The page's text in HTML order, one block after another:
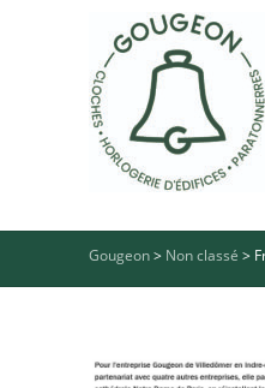
Gougeon> Non classé >